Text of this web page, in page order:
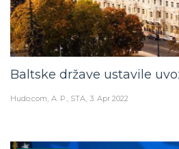
Baltske države ustavile
Hudo.com A. P., STA 3. Apr 2022